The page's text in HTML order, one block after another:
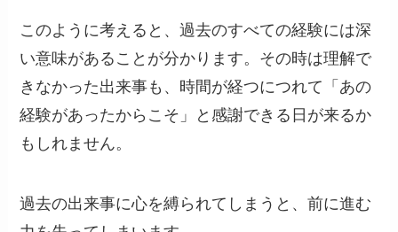
このように考えると、過去のすべての経験には深
い意味があることが分かります。その時は理解で
きなかった出来事も、時間が経つにつれて「あの
経験があったからこそ」と感謝できる日が来るか
もしれません。
過去の出来事に心を縛られてしまうと、前に進む